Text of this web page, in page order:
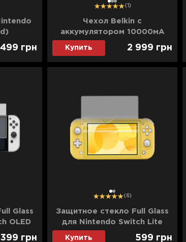
499 грн
12 3 (1)
Чехол Belkin с
аккумулятором 10000мА
для Nintendo Switch 2
(Charcoal) (ENA001hqCH-V2)
Купить 2 999 грн
Glass
OLED
399 грн
1 (6)
Защитное стекло Full Glass
для Nintendo Switch Lite
Купить 599 грн